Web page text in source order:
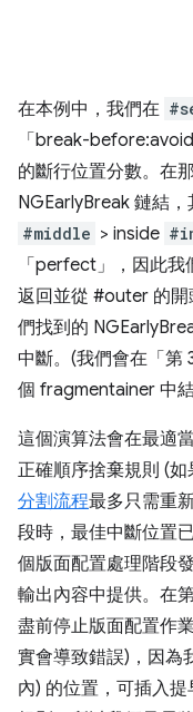
在本例中，我們在
「break-
的斷行位置分數。在
NGEarlyBreak 鏈結
#middle > inside
「perfect」，因此
返回並從 #outer 的
們找到的
中斷。(我們會在「第
個 fragmentainer 中
這個演算法會在最適
正確順序捨棄規則 (
分割流程最多只需重
段時，最佳中斷位置
個版面配置處理階段
輸出內容中提供。在
盡前停止版面配置作
實會導致錯誤)，因為
內) 的位置，可插入